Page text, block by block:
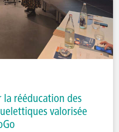
la rééducation des
valorisée